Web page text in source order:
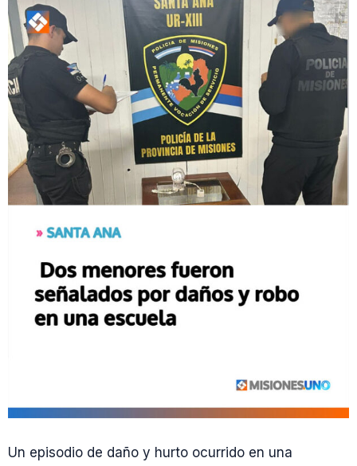
Un episodio de daño y hurto ocurrido en una